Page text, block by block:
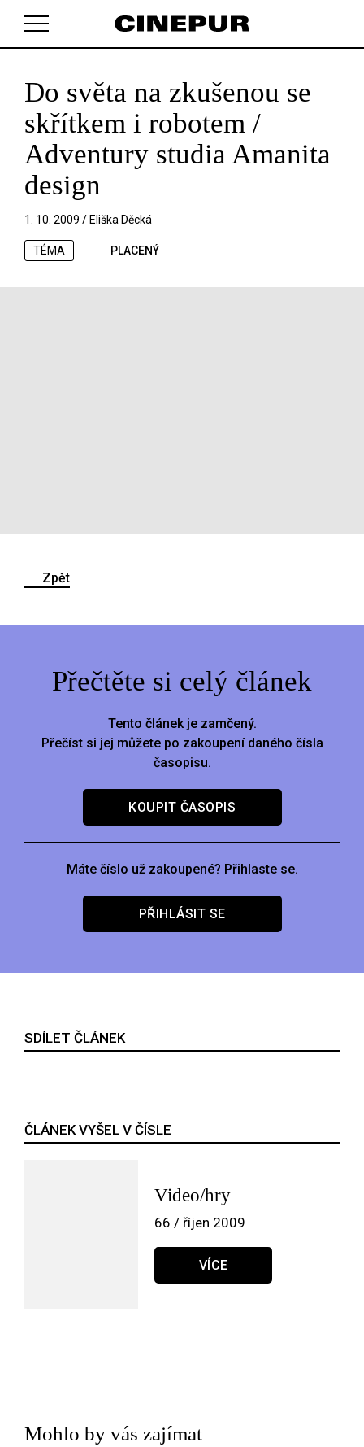
V košíku zatím nemáte žádné položky.
Do světa na zkušenou se
skřítkem i robotem /
Adventury studia Amanita
design
1. 10. 2009 / Eliška Děcká
TÉMA PLACENÝ
Zpět
Přečtěte si celý článek
Tento článek je zamčený.
Přečíst si jej můžete po zakoupení daného čísla
časopisu.
KOUPIT ČASOPIS
Máte číslo už zakoupené? Přihlaste se.
PŘIHLÁSIT SE
SDÍLET ČLÁNEK
ČLÁNEK VYŠEL V ČÍSLE
Video/hry
66 / říjen 2009
VÍCE
Mohlo by vás zajímat